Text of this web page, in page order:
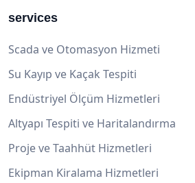
services
Scada ve Otomasyon Hizmeti
Su Kayıp ve Kaçak Tespiti
Endüstriyel Ölçüm Hizmetleri
Altyapı Tespiti ve Haritalandırma
Proje ve Taahhüt Hizmetleri
Ekipman Kiralama Hizmetleri